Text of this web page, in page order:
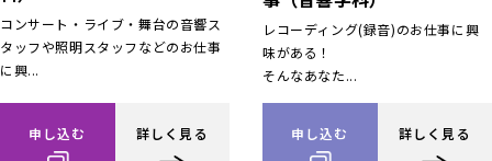
コンサート・ライブ・舞台の音響ス
タッフや照明スタッフなどのお仕事
に興...
申し込む 詳しく見る
レコーディング(録音)のお仕事に興
味がある！
そんなあなた...
申し込む 詳しく見る